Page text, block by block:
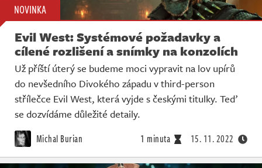
NOVINKA
Evil West: Systémové požadavky a
cílené rozlišení a snímky na konzolích
Už příští úterý se budeme moci vypravit na lov upírů
do nevšedního Divokého západu v third-person
střílečce Evil West, která vyjde s českými titulky. Teď
se dozvídáme důležité detaily.
Michal Burian 1 minuta 15. 11. 2022